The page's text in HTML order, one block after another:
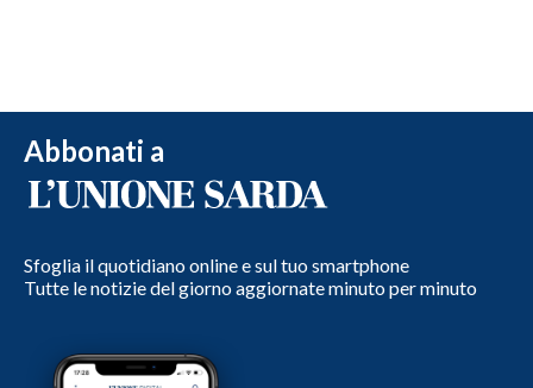
Abbonati a
Sfoglia il quotidiano online e sul tuo smartphone
Tutte le notizie del giorno aggiornate minuto per minuto